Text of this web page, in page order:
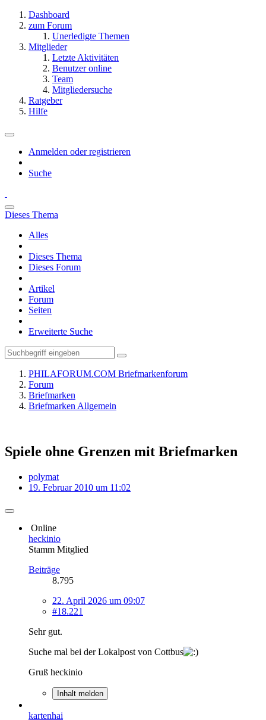
Dashboard
zum Forum
Unerledigte Themen
Mitglieder
Letzte Aktivitäten
Benutzer online
Team
Mitgliedersuche
Ratgeber
Hilfe
Anmelden oder registrieren
Suche
Dieses Thema
Alles
Dieses Thema
Dieses Forum
Artikel
Forum
Seiten
Erweiterte Suche
PHILAFORUM.COM Briefmarkenforum
Forum
Briefmarken
Briefmarken Allgemein
Spiele ohne Grenzen mit Briefmarken
polymat
19. Februar 2010 um 11:02
Online
heckinio
Stamm Mitglied
Beiträge
8.795
22. April 2026 um 09:07
#18.221
Sehr gut.
Suche mal bei der Lokalpost von Cottbus
Gruß heckinio
Inhalt melden
kartenhai